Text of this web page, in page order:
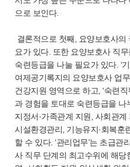
으로 보인다.
결론적으로 첫째, 요양보호사
요가 있다. 또한 요양보호사 직
숙련등급을 나눌 필요가 있다. ‘
여제공기록지의 요양보호사 업
건강지원 영역으로 하고, ‘숙련
과 경험을 토대로 숙련등급을 나
지정서·가족관계 지원, 사회관
시설환경관리, 기능유지·회복훈
할 수 있다. ‘관리업무’는 초급
사 직무 단계의 최고수위에 해당